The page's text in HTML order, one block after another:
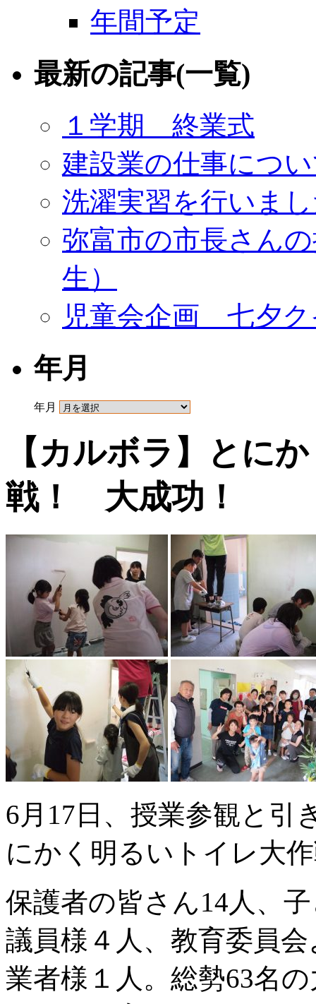
年間予定
最新の記事(一覧)
１学期 終業式
建設業の仕事につ
洗濯実習を行いま
弥富市の市長さん
生）
児童会企画 七夕ク
年月
年月
【カルボラ】とに
戦！ 大成功！
6月17日、授業参観と引
にかく明るいトイレ大
保護者の皆さん14人、
議員様４人、教育委員
業者様１人。総勢63名